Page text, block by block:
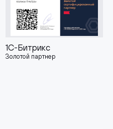
1С-Битрикс
Золотой партнер